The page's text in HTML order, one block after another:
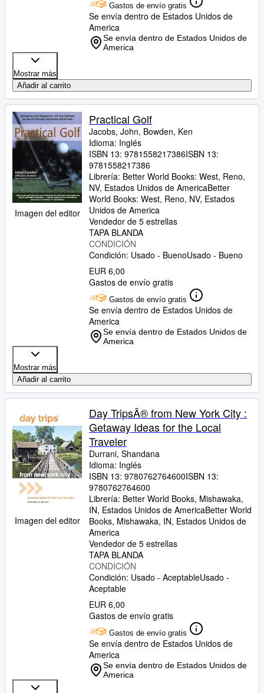
Gastos de envío gratis
Se envía dentro de Estados Unidos de
America
Se envía dentro de Estados Unidos de
America
Mostrar más
Añadir al carrito
Imagen del editor
Practical Golf
Jacobs, John, Bowden, Ken
Idioma: Inglés
ISBN 13: 9781558217386ISBN 13:
9781558217386
Librería: Better World Books: West, Reno,
NV, Estados Unidos de AmericaBetter
World Books: West, Reno, NV, Estados
Unidos de America
Vendedor de 5 estrellas
TAPA BLANDA
CONDICIÓN
Condición: Usado - BuenoUsado - Bueno
EUR 6,00
Gastos de envío gratis
Gastos de envío gratis
Se envía dentro de Estados Unidos de
America
Se envía dentro de Estados Unidos de
America
Mostrar más
Añadir al carrito
Imagen del editor
Day TripsÂ® from New York City :
Getaway Ideas for the Local
Traveler
Durrani, Shandana
Idioma: Inglés
ISBN 13: 9780762764600ISBN 13:
9780762764600
Librería: Better World Books, Mishawaka,
IN, Estados Unidos de AmericaBetter World
Books, Mishawaka, IN, Estados Unidos de
America
Vendedor de 5 estrellas
TAPA BLANDA
CONDICIÓN
Condición: Usado - AceptableUsado -
Aceptable
EUR 6,00
Gastos de envío gratis
Gastos de envío gratis
Se envía dentro de Estados Unidos de
America
Se envía dentro de Estados Unidos de
America